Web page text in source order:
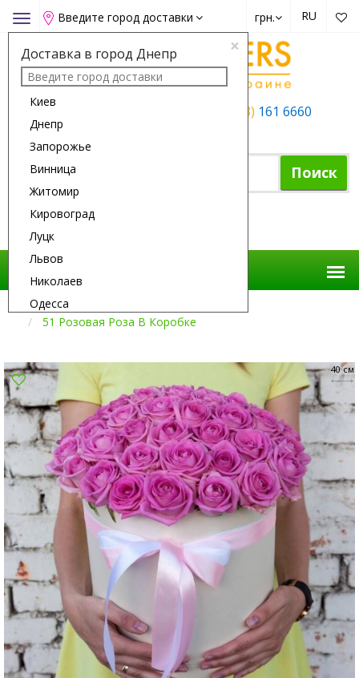
Toggle
navigation
Введите город доставки
×
Доставка в город Днепр
Киев
Днепр
Запорожье
Винница
Житомир
Кировоград
Луцк
Львов
Николаев
Одесса
Полтава
Сумы
Харьков
Херсон
RU
грн.
+38 (050) +38 (063) 161 6660
Поиск
Доставка Цветов
51 Розовая Роза В Коробке
40 см